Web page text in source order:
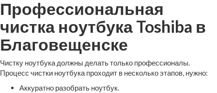
Профессиональная
чистка ноутбука Toshiba в
Благовещенске
Чистку ноутбука должны делать только профессионалы.
Процесс чистки ноутбука проходит в несколько этапов, нужно:
Аккуратно разобрать ноутбук.